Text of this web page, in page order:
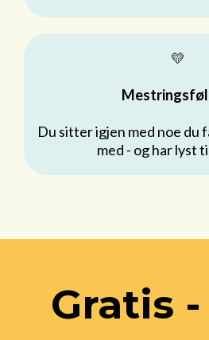
💛
Du sitter igjen med noe du
med - og har lyst
Gratis